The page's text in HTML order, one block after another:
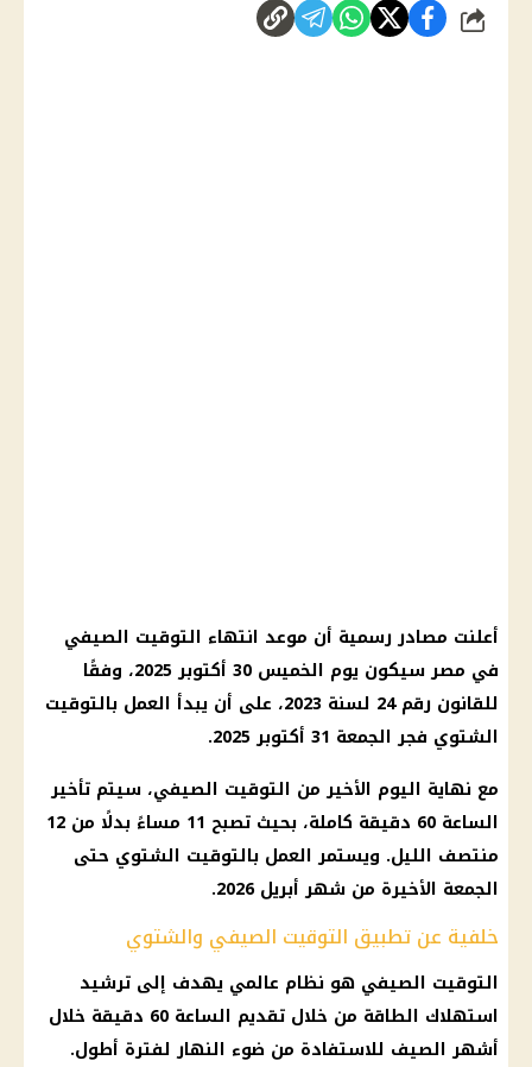
شارك
أعلنت مصادر رسمية أن موعد انتهاء التوقيت الصيفي
في مصر
سيكون يوم الخميس 30 أكتوبر 2025، وفقًا
للقانون رقم 24 لسنة 2023، على أن يبدأ
العمل بالتوقيت
الشتوي فجرالجمعة 31 أكتوبر
2025.
مع نهاية اليوم الأخير من التوقيت الصيفي، سيتم تأخير
الساعة 60 دقيقة
كاملة، بحيث تصبح 11 مساءً بدلًا من 12
منتصف الليل. ويستمرالعمل بالتوقيت الشتوي حتى
الجمعة الأخيرة من شهر أبريل 2026.
خلفية عن تطبيق التوقيت الصيفي والشتوي
التوقيت الصيفي هو نظام عالمي يهدف إلى ترشيد
استهلاك الطاقة من خلال تقديم الساعة 60 دقيقة
خلال
أشهر الصيف للاستفادة من ضوء النهار لفترة أطول.